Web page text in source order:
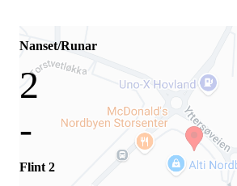
Nanset/Runar
2
-
Flint 2